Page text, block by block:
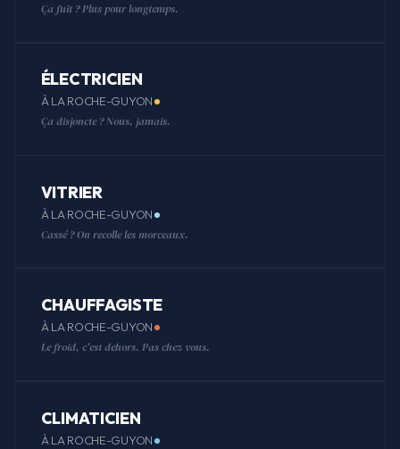
Ça fuit ? Plus pour longtemps.
ÉLECTRICIEN
À LA ROCHE-GUYON
Ça disjoncte ? Nous, jamais.
VITRIER
À LA ROCHE-GUYON
Cassé ? On recolle les morceaux.
CHAUFFAGISTE
À LA ROCHE-GUYON
Le froid, c'est dehors. Pas chez vous.
CLIMATICIEN
À LA ROCHE-GUYON